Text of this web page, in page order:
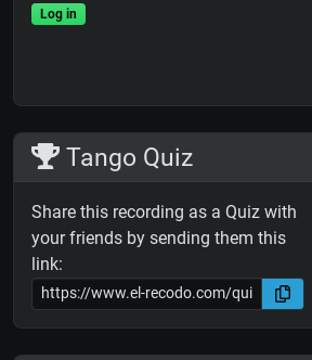
Log in
Tango Quiz
Share this recording as a Quiz with
your friends by sending them this
link: